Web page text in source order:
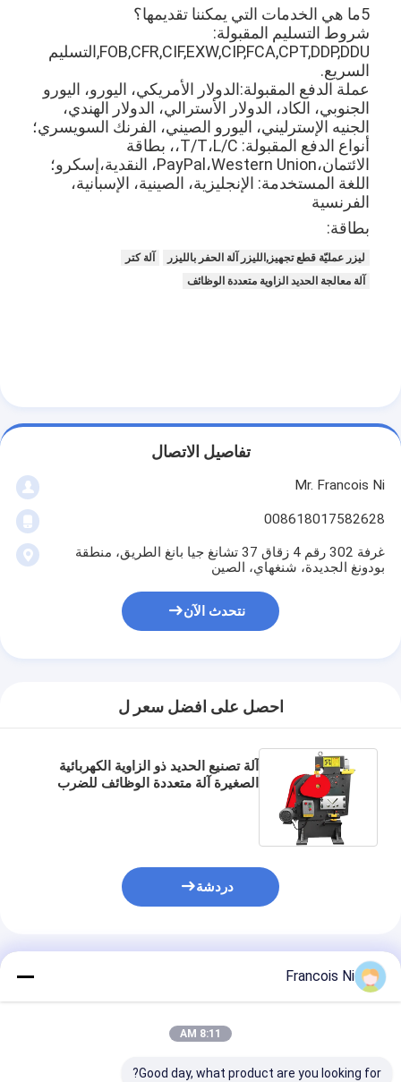
كتاب يجعل آلة
آليّ تعليب آلة
آلة الطباعة التلقائية
وظيفة الصحافة المعدات
قبل معدات الصحافة
مستهلكات أخرى
آلة تشكيل كيس ورق
5ما هي الخدمات التي يمكننا تقديمها؟
شروط التسليم المقبولة:
FOB,CFR,CIF,EXW,CIP,FCA,CPT,DDP,DDU,التسليم
السريع.
عملة الدفع المقبولة:الدولار الأمريكي، اليورو، اليورو
الجنوبي، الكاد، الدولار الأسترالي، الدولار الهندي،
الجنيه الإسترليني، اليورو الصيني، الفرنك السويسري؛
أنواع الدفع المقبولة: T/T،L/C،، بطاقة
الائتمان،PayPal،Western Union، النقدية،إسكرو؛
اللغة المستخدمة: الإنجليزية، الصينية، الإسبانية،
الفرنسية
بطاقة:
ليزر عمليّة قطع تجهيز,الليزر آلة الحفر بالليزر
آلة كتر
آلة معالجة الحديد الزاوية متعددة الوظائف
تفاصيل الاتصال
Mr. Francois Ni
008618017582628
غرفة 302 رقم 4 زقاق 37 تشانغ جيا بانغ الطريق، منطقة
بودونغ الجديدة، شنغهاي، الصين
نتحدث الآن
احصل على افضل سعر ل
آلة تصنيع الحديد ذو الزاوية الكهربائية
الصغيرة آلة متعددة الوظائف للضرب
دردشة
المنتجات الموصى بها
Francois Ni
8:11 AM
Good day, what product are you looking for?